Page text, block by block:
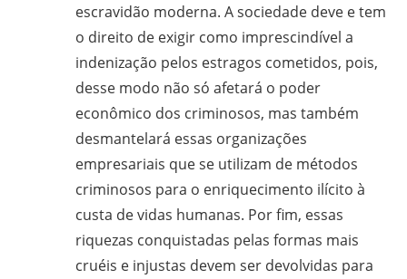
escravidão moderna. A sociedade deve e tem
o direito de exigir como imprescindível a
indenização pelos estragos cometidos, pois,
desse modo não só afetará o poder
econômico dos criminosos, mas também
desmantelará essas organizações
empresariais que se utilizam de métodos
criminosos para o enriquecimento ilícito à
custa de vidas humanas. Por fim, essas
riquezas conquistadas pelas formas mais
cruéis e injustas devem ser devolvidas para